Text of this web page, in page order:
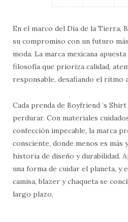
En el marco del Día de la Tierra,
su compromiso con un futuro
moda. La marca mexicana
filosofía que prioriza calidad,
responsable, desafiando el ritmo
Cada prenda de Boyfriend ‘s
perdurar. Con materiales
confección impecable, la marca
consciente, donde menos es más
historia de diseño y durabilidad.
una forma de cuidar el planeta, y
camisa, blazer y chaqueta se
largo plazo.